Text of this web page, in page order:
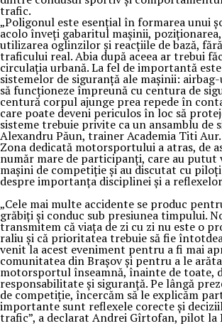
trafic.
„Poligonul este esențial în formarea unui
acolo înveți gabaritul mașinii,
utilizarea oglinzilor și reacțiile de bază,
traficului real. Abia după aceea ar trebui
circulația urbană. La fel de importantă
sistemelor de siguranță ale mașinii:
să funcționeze împreună cu centura de
centură corpul ajunge prea repede în
care poate deveni periculos în loc să
sisteme trebuie privite ca un ansamblu de
Alexandru Păun, trainer Academia Titi Aur.
Zona dedicată motorsportului a atras, de
număr mare de participanți, care au putut
mașini de competiție și au discutat cu
despre importanța disciplinei și a
„Cele mai multe accidente se produc
grăbiți și conduc sub presiunea timpului.
transmitem că viața de zi cu zi nu este o
raliu și că prioritatea trebuie să fie
venit la acest eveniment pentru a fi mai
comunitatea din Brașov și pentru a le
motorsportul înseamnă, înainte de toate,
responsabilitate și siguranță. Pe lângă
de competiție, încercăm să le explicăm
importante sunt reflexele corecte și
trafic”, a declarat Andrei Gîrtofan, pilot la